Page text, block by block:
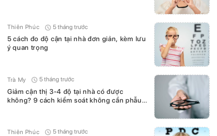
Thiên Phúc 5 tháng trước
5 cách đo độ cận tại nhà đơn giản, kèm lưu
ý quan trọng
Trà My 5 tháng trước
Giảm cận thị 3-4 độ tại nhà có được
không? 9 cách kiểm soát không cần phẫu
Thiên Phúc 5 tháng trước